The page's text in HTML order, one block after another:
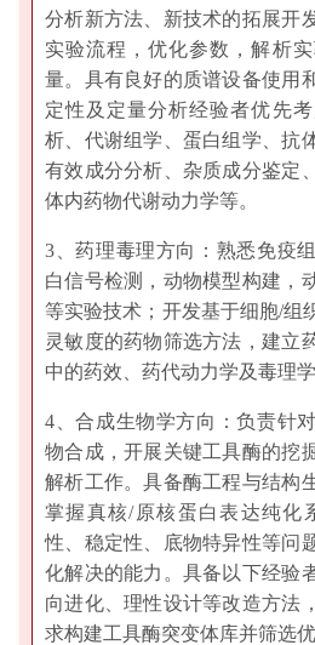
分析新方法、新技术的拓展开
实验流程，优化参数，解析
量。具有良好的质谱设备使用
定性及定量分析经验者优先
析、代谢组学、蛋白组学、抗
有效成分分析、杂质成分鉴定
体内药物代谢动力学等。
3、药理毒理方向：熟悉免疫
白信号检测，动物模型构建，
等实验技术‌；开发基于细胞/组
灵敏度的药物筛选方法，建立
中的药效、药代动力学及毒理学
4、合成生物学方向：负责针
物合成，开展关键工具酶的挖
解析工作。具备酶工程与结构
掌握真核/原核蛋白表达纯化
性、稳定性、底物特异性等问
化解决的能力。具备以下经验
向进化、理性设计等改造方法
求构建工具酶突变体库并筛选优